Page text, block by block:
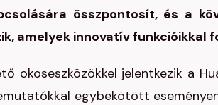
összpontosít, és a
amelyek innovatív
okoseszközökkel jelentkezik a
egybekötött